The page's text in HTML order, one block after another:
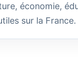
économie,
sur la France.